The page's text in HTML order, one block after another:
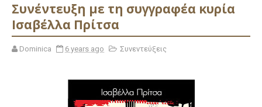
Συνέντευξη με τη συγγραφέα κυρία
Ισαβέλλα Πρίτσα
Dominica 6 years ago Συνεντεύξεις